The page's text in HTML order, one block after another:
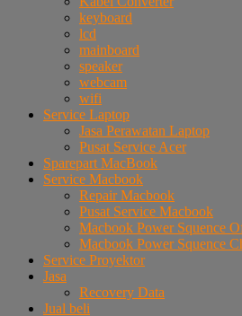
keyboard
lcd
mainboard
speaker
webcam
wifi
Service Laptop
Jasa Perawatan Laptop
Pusat Service Acer
Sparepart MacBook
Service Macbook
Repair Macbook
Pusat Service Macbook
Macbook Power Squence
Macbook Power Squence
Service Proyektor
Jasa
Recovery Data
Jual beli